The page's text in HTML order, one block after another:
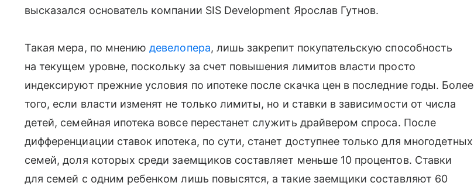
высказался основатель компании SIS Development Ярослав Гутнов.
Такая мера, по мнениюдевелопера, лишь закрепит покупательскую способность
на текущем уровне, поскольку за счет повышения лимитов власти просто
индексируют прежние условия по ипотеке после скачка цен в последние годы. Более
того, если власти изменят не только лимиты, но и ставки в зависимости от числа
детей, семейная ипотека вовсе перестанет служить драйвером спроса. После
дифференциации ставок ипотека, по сути, станет доступнее только для многодетных
семей, доля которых среди заемщиков составляет меньше 10 процентов. Ставки
для семей с одним ребенком лишь повысятся, а такие заемщики составляют 60